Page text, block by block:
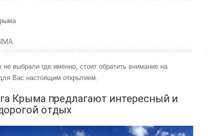
выбрали где именно, стоит обратить внимание на
Вас настоящим открытием.
Крыма предлагают интересный и
отдых